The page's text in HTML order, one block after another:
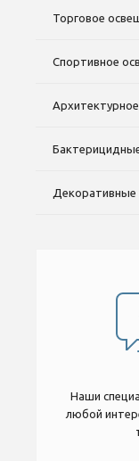
Торговое
Спортивное
Декоративные
Наши
любой